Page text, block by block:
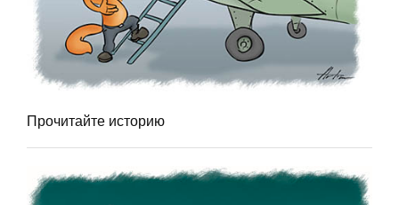
Прочитайте историю